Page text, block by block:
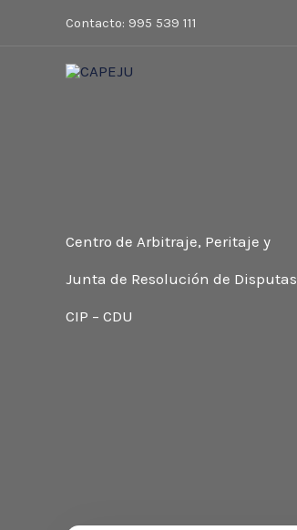
contenido
Contacto: 995 539 111
Centro de Arbitraje, Peritaje y
Junta de Resolución de Disputas
CIP – CDU